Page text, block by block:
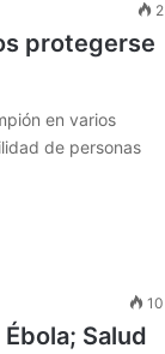
2
protegerse
en varios
de personas
10
Salud